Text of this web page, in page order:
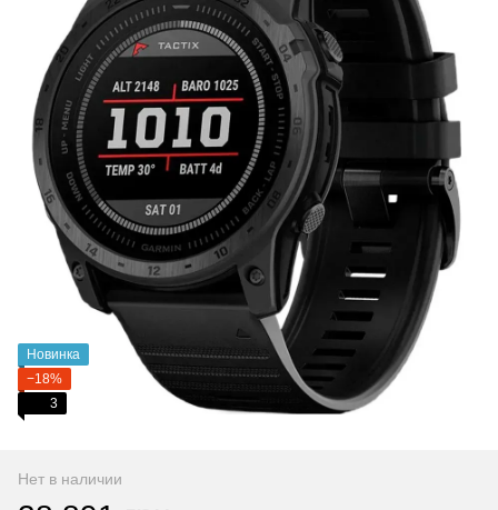
Новинка
−18%
3
Нет в наличии